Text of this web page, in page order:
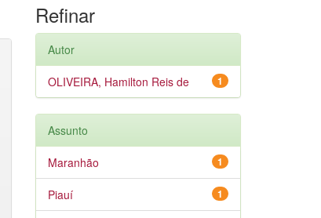
Refinar
Autor
1
OLIVEIRA, Hamilton Reis de
Assunto
1
Maranhão
1
Piauí